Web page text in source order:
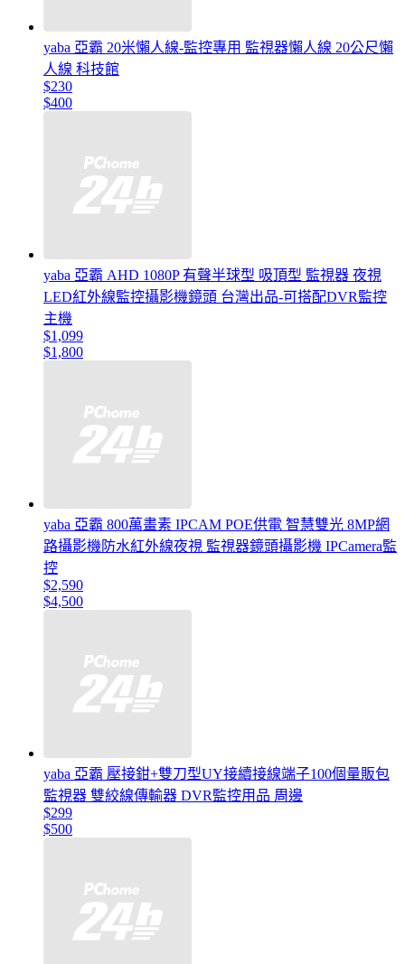
yaba 亞霸 20米懶人線-監控專用 監視器懶人線 20公尺懶
人線 科技館
$230
$400
yaba 亞霸 AHD 1080P 有聲半球型 吸頂型 監視器 夜視
LED紅外線監控攝影機鏡頭 台灣出品-可搭配DVR監控
主機
$1,099
$1,800
yaba 亞霸 800萬畫素 IPCAM POE供電 智慧雙光 8MP網
路攝影機防水紅外線夜視 監視器鏡頭攝影機 IPCamera監
控
$2,590
$4,500
yaba 亞霸 壓接鉗+雙刀型UY接續接線端子100個量販包
監視器 雙絞線傳輸器 DVR監控用品 周邊
$299
$500